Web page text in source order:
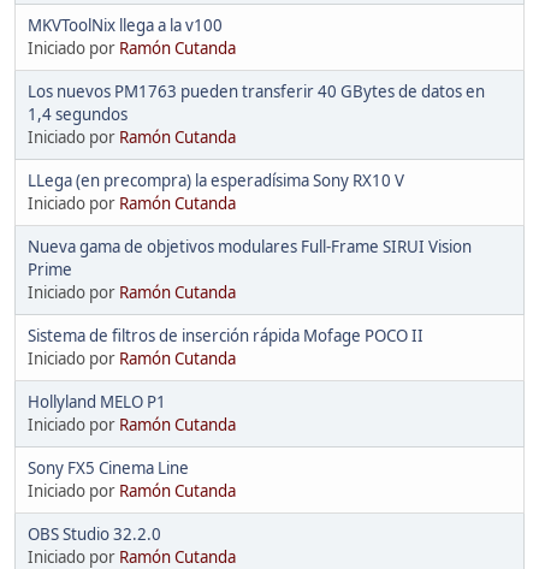
MKVToolNix llega a la v100
Iniciado por Ramón Cutanda
Los nuevos PM1763 pueden transferir 40 GBytes de datos en
1,4 segundos
Iniciado por Ramón Cutanda
LLega (en precompra) la esperadísima Sony RX10 V
Iniciado por Ramón Cutanda
Nueva gama de objetivos modulares Full-Frame SIRUI Vision
Prime
Iniciado por Ramón Cutanda
Sistema de filtros de inserción rápida Mofage POCO II
Iniciado por Ramón Cutanda
Hollyland MELO P1
Iniciado por Ramón Cutanda
Sony FX5 Cinema Line
Iniciado por Ramón Cutanda
OBS Studio 32.2.0
Iniciado por Ramón Cutanda